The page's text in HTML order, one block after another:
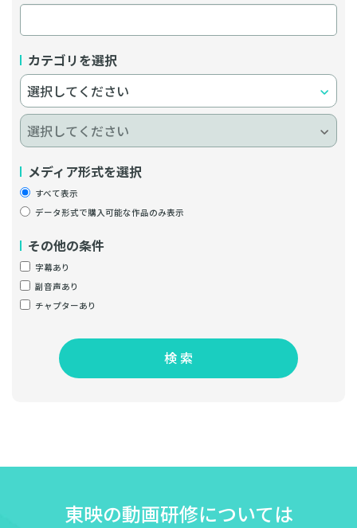
カテゴリを選択
メディア形式を選択
すべて表示
データ形式で購入可能な作品のみ表示
その他の条件
字幕あり
副音声あり
チャプターあり
検 索
東映の動画研修については